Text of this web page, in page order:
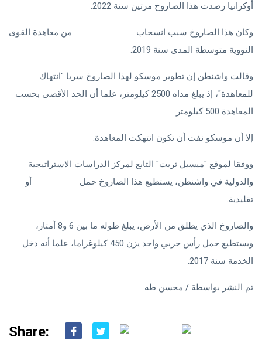
أوكرانيا رصدت هذا الصاروخ مرتين سنة 2022.
وكان هذا الصاروخ سبب انسحاب
من معاهدة القوى
النووية متوسطة المدى سنة 2019.
وقالت واشنطن إن تطوير موسكو لهذا الصاروخ سريا "انتهاك
للمعاهدة"، إذ يبلغ مداه 2500 كيلومتر، علما أن الحد الأقصى بحسب
المعاهدة 500 كيلومتر.
إلا أن موسكو نفت أن تكون انتهكت المعاهدة.
ووفقا لموقع "ميسيل ثريت" التابع لمركز الدراسات الاستراتيجية
والدولية في واشنطن، يستطيع هذا الصاروخ حمل
أو
تقليدية.
والصاروخ الذي يطلق من الأرض، يبلغ طوله ما بين 6 و8 أمتار،
ويستطيع حمل رأس حربي واحد يزن 450 كيلوغراما، علما أنه دخل
الخدمة سنة 2017.
تم النشر بواسطة / محسن طه
Share: